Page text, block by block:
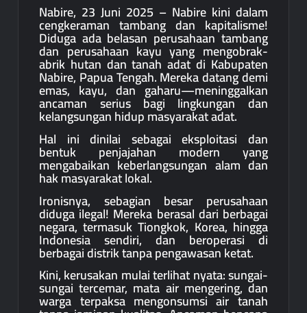
Nabire, 23 Juni 2025 – Nabire kini dalam
cengkeraman tambang dan kapitalisme!
Diduga ada belasan perusahaan tambang
dan perusahaan kayu yang mengobrak-
abrik hutan dan tanah adat di Kabupaten
Nabire, Papua Tengah. Mereka datang demi
emas, kayu, dan gaharu—meninggalkan
ancaman serius bagi lingkungan dan
kelangsungan hidup masyarakat adat.
Hal ini dinilai sebagai eksploitasi dan
bentuk penjajahan modern yang
mengabaikan keberlangsungan alam dan
hak masyarakat lokal.
Ironisnya, sebagian besar perusahaan
diduga ilegal! Mereka berasal dari berbagai
negara, termasuk Tiongkok, Korea, hingga
Indonesia sendiri, dan beroperasi di
berbagai distrik tanpa pengawasan ketat.
Kini, kerusakan mulai terlihat nyata: sungai-
sungai tercemar, mata air mengering, dan
warga terpaksa mengonsumsi air tanah